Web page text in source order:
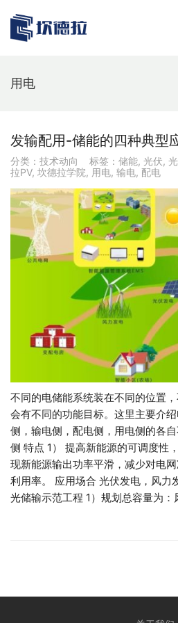
用电
发输配用-储能的四种典型
分类： 技术动向 标签： 储能, 光伏,
拉PV, 坎德拉学院, 用电, 输电, 配电
不同的电储能系统装在不同的位置
会有不同的功能目标。这里主要介
侧，输电侧，配电侧，用电侧的各
侧 特点 1） 提高新能源的可调度性
现新能源输出功率平滑，减少对电
利用率。 应用场合 光伏发电，风力
光储输示范工程 1）规划总容量为